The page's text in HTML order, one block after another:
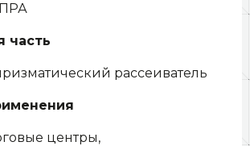
ПРА
часть
рассеиватель
центры,